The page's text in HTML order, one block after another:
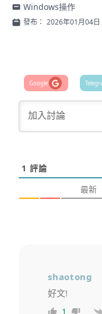
Windows操作
發布： 2026年01月04日
1 評論
最新
shaotong
好文!
1